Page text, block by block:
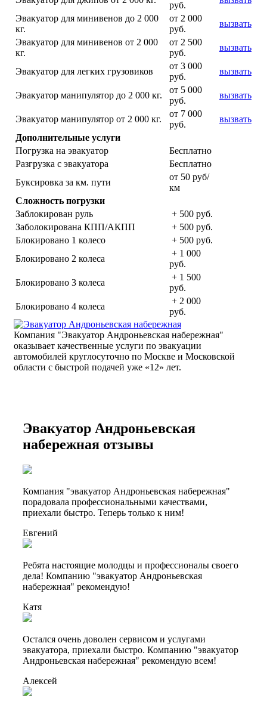
руб.
Эвакуатор для минивенов до 2 000
кг.
от 2 000
руб.
вызвать
Эвакуатор для минивенов от 2 000
кг.
от 2 500
руб.
вызвать
Эвакуатор для легких грузовиков
от 3 000
руб.
вызвать
Эвакуатор манипулятор до 2 000 кг.
от 5 000
руб.
вызвать
Эвакуатор манипулятор от 2 000 кг.
от 7 000
руб.
вызвать
Дополнительные услуги
Погрузка на эвакуатор
Бесплатно
Разгрузка с эвакуатора
Бесплатно
Буксировка за км. пути
от 50 руб/
км
Сложность погрузки
Заблокирован руль
+ 500 руб.
Заболокирована КПП/АКПП
+ 500 руб.
Блокировано 1 колесо
+ 500 руб.
Блокировано 2 колеса
+ 1 000
руб.
Блокировано 3 колеса
+ 1 500
руб.
Блокировано 4 колеса
+ 2 000
руб.
Компания "Эвакуатор Андроньевская набережная"
оказывает качественные услуги по эвакуации
автомобилей круглосуточно по Москве и Московской
области с быстрой подачей уже «12» лет.
Эвакуатор Андроньевская
набережная отзывы
Компания "эвакуатор Андроньевская набережная"
порадовала профессиональными качествами,
приехали быстро. Теперь только к ним!
Евгений
Ребята настоящие молодцы и профессионалы своего
дела! Компанию "эвакуатор Андроньевская
набережная" рекомендую!
Катя
Остался очень доволен сервисом и услугами
эвакуатора, приехали быстро. Компанию "эвакуатор
Андроньевская набережная" рекомендую всем!
Алексей